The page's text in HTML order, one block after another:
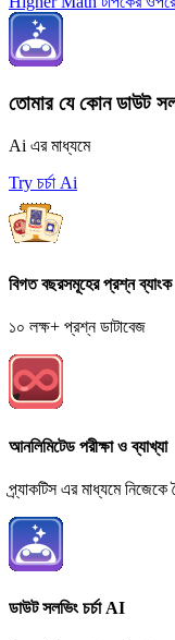
তোমার যে কোন ডাউট
Ai এর মাধ্যমে
Try চর্চা Ai
বিগত বছরসমূহের প্রশ্ন ব্যাংক
১০ লক্ষ+ প্রশ্ন ডাটাবেজ
আনলিমিটেড পরীক্ষা ও ব্যাখ্যা
প্র্যাকটিস এর মাধ্যমে
ডাউট সলভিং চর্চা AI